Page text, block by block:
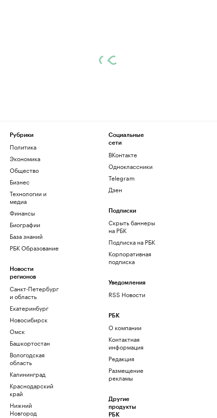
Рубрики
Политика
Экономика
Общество
Бизнес
Технологии и
медиа
Финансы
Биографии
База знаний
РБК Образование
Новости
регионов
Санкт-Петербург
и область
Екатеринбург
Новосибирск
Омск
Башкортостан
Вологодская
область
Калининград
Краснодарский
край
Нижний
Новгород
Социальные
сети
ВКонтакте
Одноклассники
Telegram
Дзен
Подписки
Скрыть баннеры
на РБК
Подписка на РБК
Корпоративная
подписка
Уведомления
RSS Новости
РБК
О компании
Контактная
информация
Редакция
Размещение
рекламы
Другие
продукты
РБК